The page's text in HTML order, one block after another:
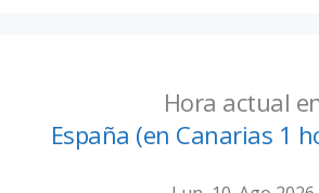
Hora actual
España (en Canarias 1